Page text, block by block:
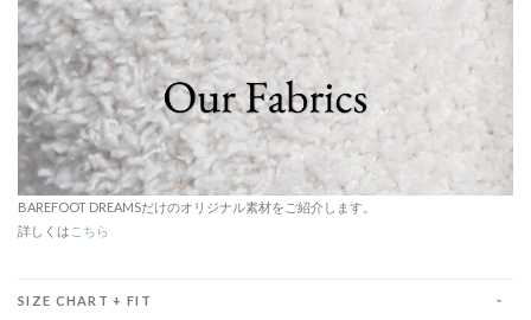
BAREFOOT DREAMSだけのオリジナル素材をご紹介します。
詳しくは こちら
SIZE CHART + FIT